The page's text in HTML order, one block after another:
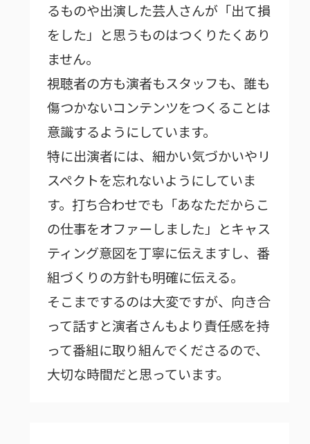
るものや出演した芸人さんが「出て損
をした」と思うものはつくりたくあり
ません。
視聴者の方も演者もスタッフも、誰も
傷つかないコンテンツをつくることは
意識するようにしています。
特に出演者には、細かい気づかいやリ
スペクトを忘れないようにしていま
す。打ち合わせでも「あなただからこ
の仕事をオファーしました」とキャス
ティング意図を丁寧に伝えますし、番
組づくりの方針も明確に伝える。
そこまでするのは大変ですが、向き合
って話すと演者さんもより責任感を持
って番組に取り組んでくださるので、
大切な時間だと思っています。